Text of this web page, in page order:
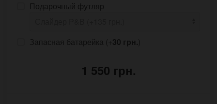
Подарочный футляр
Запасная батарейка (+30 грн.)
1 550 грн.